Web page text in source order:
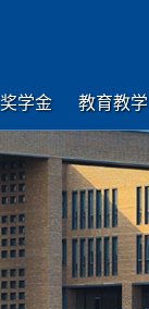
奖学金 教育教学